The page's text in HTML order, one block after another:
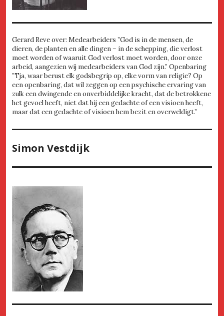
Gerard Reve over: Medearbeiders ”God is in de mensen, de
dieren, de planten en alle dingen – in de schepping, die verlost
moet worden of waaruit God verlost moet worden, door onze
arbeid, aangezien wij medearbeiders van God zijn.” Openbaring
”Tja, waar berust elk godsbegrip op, elke vorm van religie? Op
een openbaring, dat wil zeggen op een psychische ervaring van
zulk een dwingende en onverbiddelijke kracht, dat de betrokkene
het gevoel heeft, niet dat hij een gedachte of een visioen heeft,
maar dat een gedachte of visioen hem bezit en overweldigt.”
Simon Vestdijk